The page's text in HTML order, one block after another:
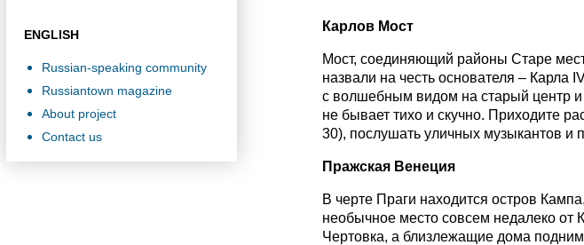
ENGLISH
Russian-speaking community
Russiantown magazine
About project
Contact us
Карлов Мост
Мост, соединяющий районы Старе
назвали на честь основателя – Карла
с волшебным видом на старый центр и
не бывает тихо и скучно. Приходите
30), послушать уличных музыкантов и
Пражская Венеция
В черте Праги находится остров
необычное место совсем недалеко от
Чертовка, а близлежащие дома